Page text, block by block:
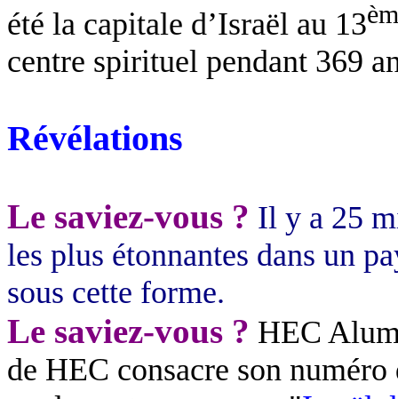
été la capitale d’Israël au 13
centre spirituel pendant 369
Révélations
Le saviez-vous ? Il y a 25
les plus étonnantes dans un
sous cette forme.
Le saviez-vous ? HEC
de HEC consacre son